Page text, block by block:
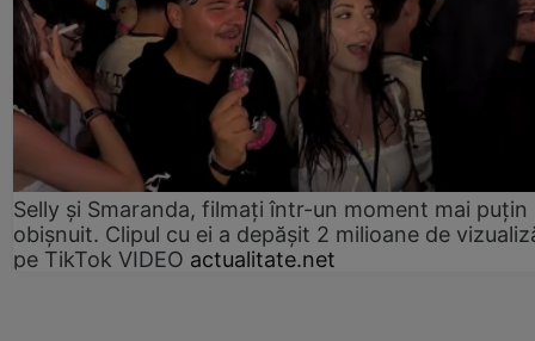
Selly și Smaranda, filmați într-un moment mai puțin
obișnuit. Clipul cu ei a depășit 2 milioane de
pe TikTok VIDEO actualitate.net